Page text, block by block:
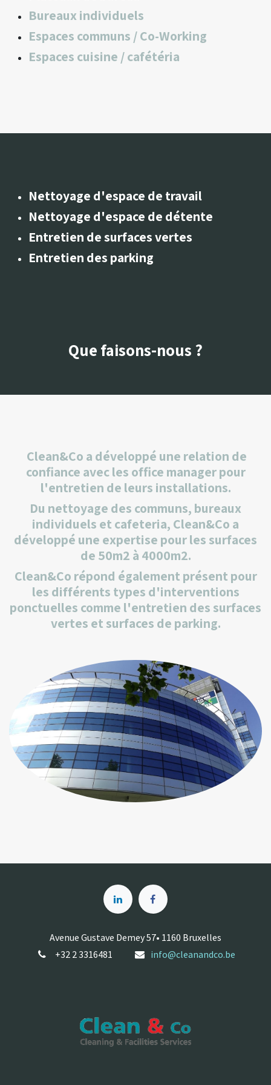
Bureaux individuels
Espaces communs / Co-Working
Espaces cuisine / cafétéria
Nettoyage d'espace de travail
Nettoyage d'espace de détente
Entretien de surfaces vertes
Entretien des parking
Que faisons-nous ?
Clean&Co a développé une relation de
confiance avec les office manager pour
l'entretien de leurs installations.
Du nettoyage des communs, bureaux
individuels et cafeteria, Clean&Co a
développé une expertise pour les surfaces
de 50m2 à 4000m2.
Clean&Co répond également présent pour
les différents types d'interventions
ponctuelles comme l'entretien des surfaces
vertes et surfaces de parking.
Avenue Gustave Demey 57• 1160 Bruxelles
+32 2 3316481
info@cleanandco.be